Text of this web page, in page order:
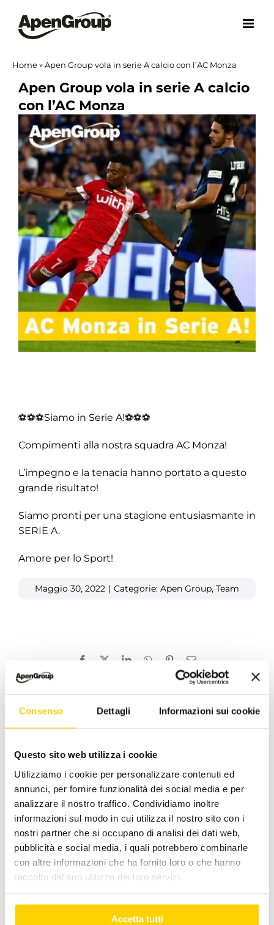
Consenso Dettagli Informazioni sui cookie
Questo sito web utilizza i cookie
Utilizziamo i cookie per personalizzare contenuti ed
annunci, per fornire funzionalità dei social media e per
analizzare il nostro traffico. Condividiamo inoltre
informazioni sul modo in cui utilizza il nostro sito con i
nostri partner che si occupano di analisi dei dati web,
pubblicità e social media, i quali potrebbero combinarle
con altre informazioni che ha fornito loro o che hanno
raccolto dal suo utilizzo dei loro servizi.
Accetta tutti
contenuto
Home»Apen Group vola in serie A calcio con l’AC Monza
Apen Group vola in serie A calcio
con l’AC Monza
Ingrandisci
immagine
⚽️⚽️⚽️Siamo in Serie A!⚽️⚽️⚽️
Compimenti alla nostra squadra AC Monza!
L’impegno e la tenacia hanno portato a questo
grande risultato!
Siamo pronti per una stagione entusiasmante in
SERIE A.
Amore per lo Sport!
Maggio 30, 2022 | Categorie: Apen Group, Team
Facebook LinkedInWhatsApp
PinterestEmail
Post correlati
Gli
Processo di
e collaudo dei